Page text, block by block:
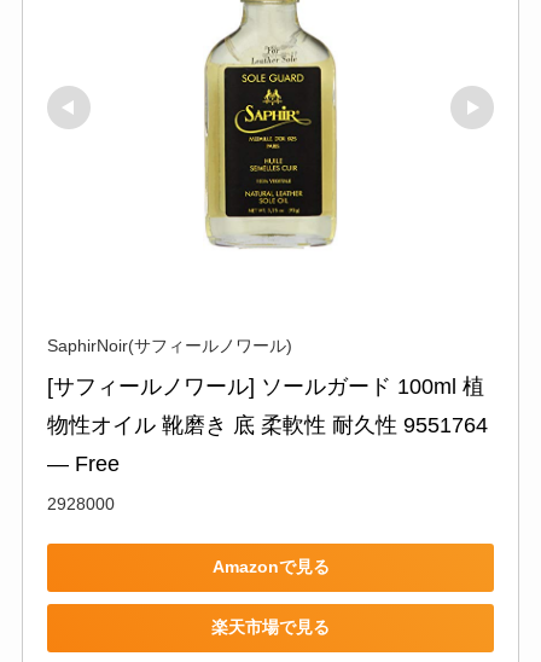
SaphirNoir(サフィールノワール)
[サフィールノワール] ソールガード 100ml 植
物性オイル 靴磨き 底 柔軟性 耐久性 9551764
― Free
2928000
Amazonで見る
楽天市場で見る